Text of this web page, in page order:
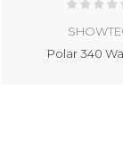
Polar 340